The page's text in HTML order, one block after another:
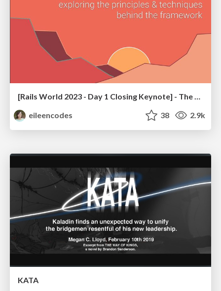
[Rails World 2023 - Day 1 Closing Keynote] - The Magic of Rails
eileencodes
38 2.9k
KATA